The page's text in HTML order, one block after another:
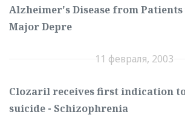
Alzheimer's Disease from
Major Depre
11 февраля, 2003
Clozaril receives first indication
suicide - Schizophrenia